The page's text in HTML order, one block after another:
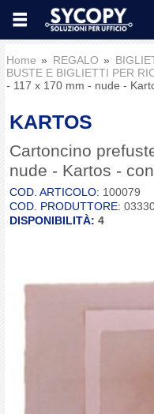
Home REGALO
BUSTE E BIGLIETTI PER
- 117 x 170 mm - nude -
KARTOS
Cartoncino
nude - Kartos -
COD. ARTICOLO: 100079
COD. PRODUTTORE:
DISPONIBILITÀ: 4